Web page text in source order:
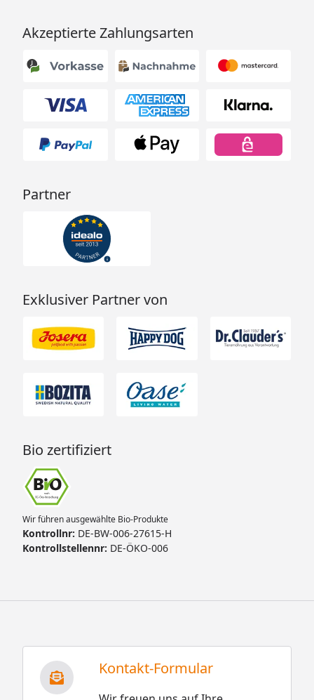
Akzeptierte Zahlungsarten
Partner
Exklusiver Partner von
Bio zertifiziert
Wir führen ausgewählte Bio-Produkte
Kontrollnr: DE-BW-006-27615-H
Kontrollstellennr: DE-ÖKO-006
Kontakt-Formular